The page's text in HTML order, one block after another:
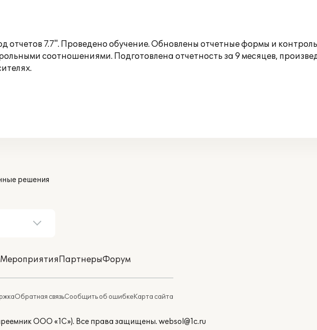
отчетов 7.7". Проведено обучение. Обновлены отчетные формы и
соотношениями. Подготовлена отчетность за 9 месяцев,
решения
МероприятияПартнерыФорум
Обратная связьСообщить об ошибкеКарта сайта
ООО «1С»). Все права защищены. websol@1c.ru